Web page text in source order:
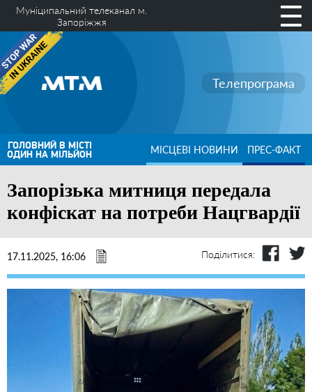
Муніципальний телеканал м.
Запоріжжя
Телепрограма
ГОЛОВНИЙ В МІСТІ
ОДИН НА МІЛЬЙОН МІСЦЕВІ НОВИНИ ПРЕС-ФАКТ
Запорізька митниця передала
конфіскат на потреби Нацгвардії
17.11.2025, 16:06 Поділитися: